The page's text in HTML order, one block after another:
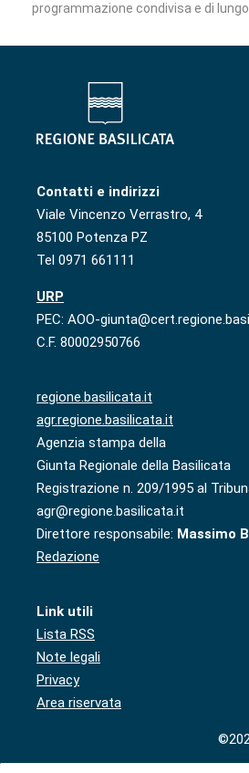
programmazione condivisa e di lungo
Contatti e indirizzi
Viale Vincenzo Verrastro, 4
85100 Potenza PZ
Tel 0971 661111
URP
PEC: AOO-
C.F. 80002950766
regione.basilicata.it
agr.regione.basilicata.it
Agenzia stampa della
Giunta Regionale della Basilicata
Registrazione n. 209/1995 al
agr@regione.basilicata.it
Direttore responsabile: Massimo
Redazione
Link utili
Lista RSS
Note legali
Privacy
Area riservata